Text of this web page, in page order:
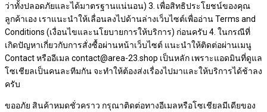
ว่าทั้งปลอดภัยและได้มาตรฐานแน่นอน) 3. เพื่อสิทธิประโยชน์ของคุณ
ลูกค้าเอง เราแนะนำให้เลื่อนลงไปด้านล่างเว็บไซต์เพื่ออ่าน Terms and
Conditions (เงื่อนไขและนโยบายการให้บริการ) ก่อนครับ 4. ในกรณีที่
เกิดปัญหาเกี่ยวกับการสั่งซื้อผ่านหน้าเว็บไซต์​ แนะนำให้ติดต่อผ่านเมนู
Contact หรืออีเมล contact@area-23.shop เป็นหลัก เพราะแอดมินที่ดูแล
โซเชียลเป็นคนละทีมกัน จะทำให้ต้องส่งเรื่องไปมาและให้บริการได้ช้าลง
ครับ
ขออภัย สินค้าหมดชั่วคราว กรุณาติดต่อทางอีเมลหรือโซเชียลมีเดียของ